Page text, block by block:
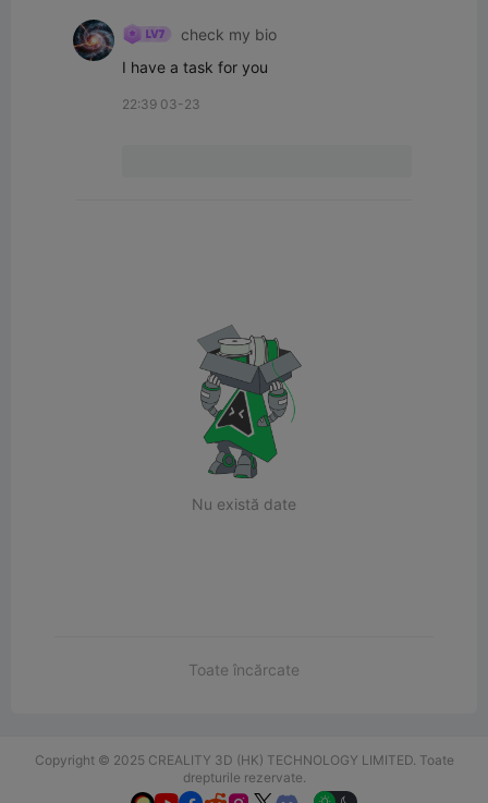
check my bio
I have a task for you
22:39 03-23
Nu există date
Toate încărcate
Copyright © 2025 CREALITY 3D (HK) TECHNOLOGY LIMITED. Toate
drepturile rezervate.